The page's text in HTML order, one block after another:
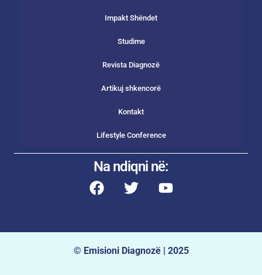
Impakt Shëndet
Studime
Revista Diagnozë
Artikuj shkencorë
Kontakt
Lifestyle Conference
Na ndiqni në:
© Emisioni Diagnozë | 2025